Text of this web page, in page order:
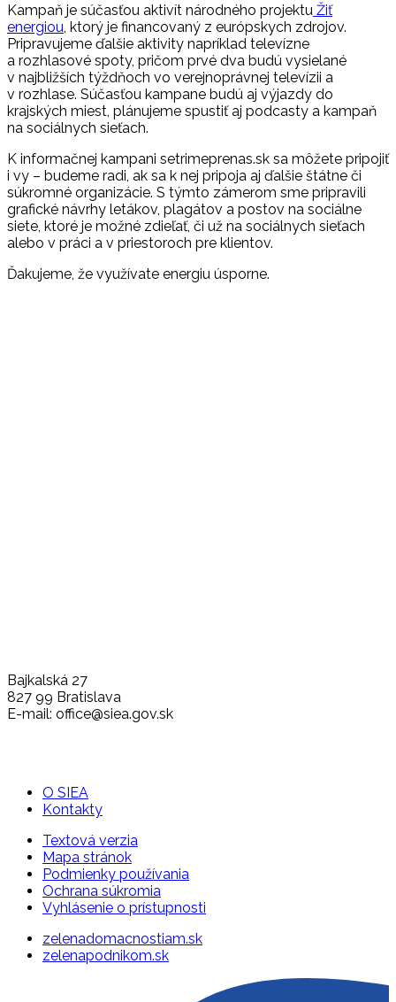
Kampaň je súčasťou aktivít národného projektu Žiť
energiou , ktorý je financovaný z európskych zdrojov.
Pripravujeme ďalšie aktivity napríklad televízne
a rozhlasové spoty, pričom prvé dva budú vysielané
v najbližších týždňoch vo verejnoprávnej televízii a
v rozhlase. Súčasťou kampane budú aj výjazdy do
krajských miest, plánujeme spustiť aj podcasty a kampaň
na sociálnych sieťach.
K informačnej kampani setrimeprenas.sk sa môžete pripojiť
i vy – budeme radi, ak sa k nej pripoja aj ďalšie štátne či
súkromné organizácie. S týmto zámerom sme pripravili
grafické návrhy letákov, plagátov a postov na sociálne
siete, ktoré je možné zdieľať, či už na sociálnych sieťach
alebo v práci a v priestoroch pre klientov.
Ďakujeme, že využívate energiu úsporne.
Bajkalská 27
827 99 Bratislava
E-mail: office@siea.gov.sk
O SIEA
Kontakty
Textová verzia
Mapa stránok
Podmienky používania
Ochrana súkromia
Vyhlásenie o prístupnosti
zelenadomacnostiam.sk
zelenapodnikom.sk